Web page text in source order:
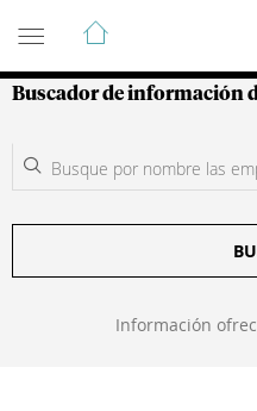
Guía de
Buscador de información
Información